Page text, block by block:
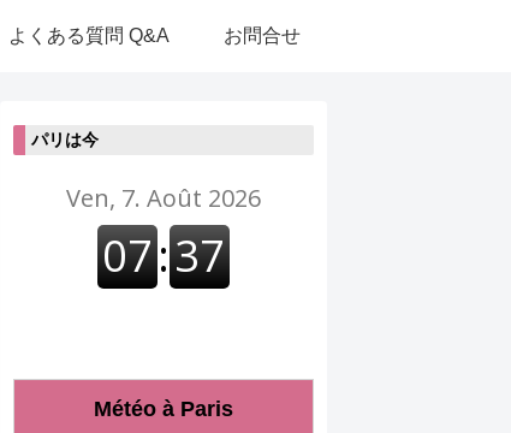
よくある質問 Q&A お問合せ
パリは今
Météo à Paris